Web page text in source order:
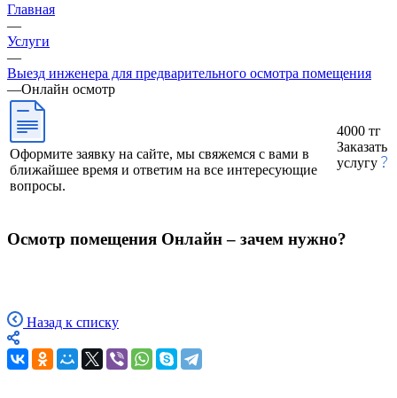
Главная
—
Услуги
—
Выезд инженера для предварительного осмотра помещения
—Онлайн осмотр
Оформите заявку на сайте, мы свяжемся с вами в
ближайшее время и ответим на все интересующие
вопросы.
4000 тг
Заказать
услугу
Осмотр помещения Онлайн – зачем нужно?
Назад к списку